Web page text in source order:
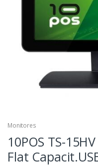
Monitores
10POS TS-
Flat